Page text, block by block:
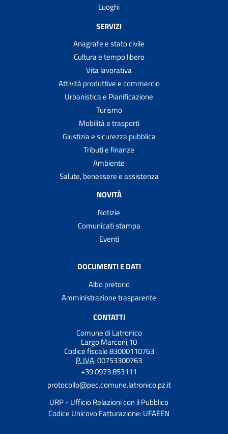
Luoghi
SERVIZI
Anagrafe e stato civile
Cultura e tempo libero
Vita lavorativa
Attività produttive e commercio
Urbanistica e Pianificazione
Turismo
Mobilità e trasporti
Giustizia e sicurezza pubblica
Tributi e finanze
Ambiente
Salute, benessere e assistenza
NOVITÀ
Notizie
Comunicati stampa
Eventi
DOCUMENTI E DATI
Albo pretorio
Amministrazione trasparente
CONTATTI
Comune di Latronico
Largo Marconi,10
Codice fiscale 83000110763
P. IVA:00753300763
+39 0973 853111
protocollo@pec.comune.latronico.pz.it
URP - Ufficio Relazioni con il Pubblico
Codice Unicovo Fatturazione: UFAEEN